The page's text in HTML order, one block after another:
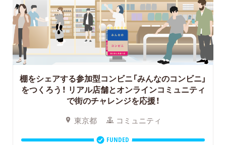
棚をシェアする参加型コンビニ「みんなのコンビニ」
をつくろう！ リアル店舗とオンラインコミュニティ
で街のチャレンジを応援！
東京都 コミュニティ
FUNDED